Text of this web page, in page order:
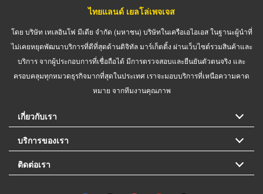
ไทยแลนด์ เยลโล่เพจเจส
โดย บริษัท เทเลอินโฟ มีเดีย จำกัด (มหาชน) บริษัทในเครือเอไอเอส ในฐานะผู้นำที่
ไม่เคยหยุดพัฒนาบริการที่ดีที่สุดด้านดิจิทัล มาร์เก็ตติ้ง ผ่านเว็บไซต์รวมสินค้าและ
บริการ จากผู้ประกอบการที่เชื่อถือได้ มีการตรวจสอบและยืนยันตัวตนจริง และ
ครอบคลุมทุกหมวดธุรกิจมากที่สุดในประเทศ เราจะมอบบริการที่เหนือความคาด
หมาย จากทีมงานคุณภาพ
เกี่ยวกับเรา
บริการของเรา
ติดต่อเรา